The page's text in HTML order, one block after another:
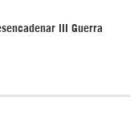
III Guerra